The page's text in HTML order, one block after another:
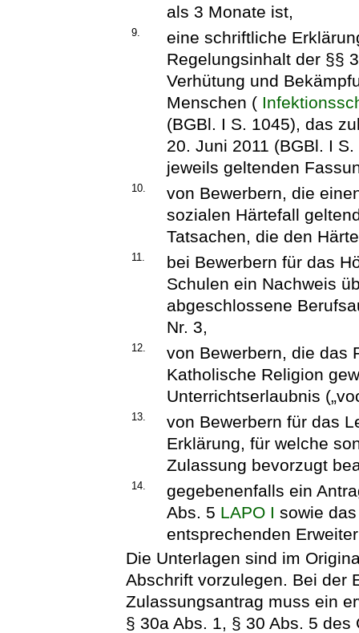
als 3 Monate ist,
9.
eine schriftliche
Regelungsinhalt der §§
Verhütung und
Menschen (
(BGBl. I S. 1045), das
20. Juni 2011 (BGBl. I
jeweils geltenden
10.
von Bewerbern, die
sozialen Härtefall
Tatsachen, die den
11.
bei Bewerbern für das
Schulen ein Nachweis
abgeschlossene
Nr. 3,
12.
von Bewerbern, die das
Katholische Religion
Unterrichtserlaubnis
13.
von Bewerbern für das
Erklärung, für welche
Zulassung bevorzugt
14.
gegebenenfalls ein
Abs. 5 LAPO I sowie
entsprechenden
Die Unterlagen sind im
Abschrift vorzulegen. Bei der
Zulassungsantrag muss ein
§ 30a Abs. 1, § 30 Abs. 5